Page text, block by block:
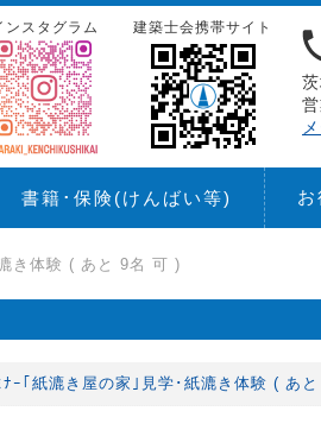
建築士会携帯サイト
ンスタグラム
書籍･保険(けんばい等)
き体験 ( あと 9名 可 )
｢紙漉き屋の家｣見学･紙漉き体験 ( あ